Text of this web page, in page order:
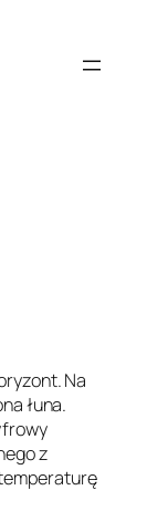
Na
łuna.
z